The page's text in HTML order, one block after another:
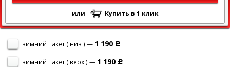
или Купить в 1 клик
зимний пакет ( низ ) — 1 190 Р
зимний пакет ( верх ) — 1 190 Р